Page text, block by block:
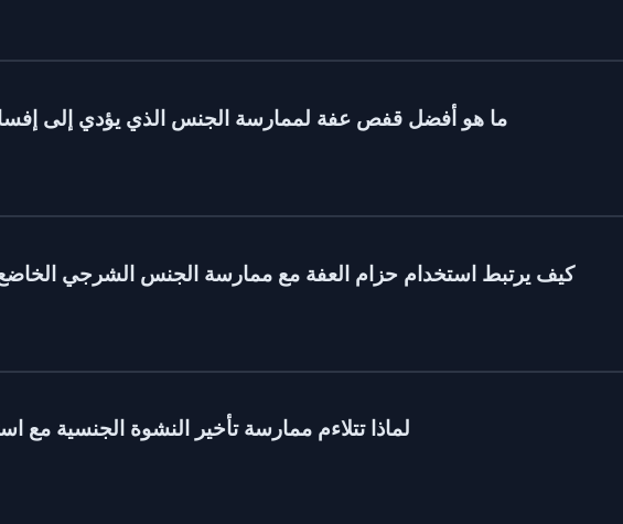
ما هو أفضل قفص عفة لممارسة الجنس الذي يؤدي إلى
كيف يرتبط استخدام حزام العفة مع ممارسة الجنس الشرجي الخاضع
لماذا تتلاءم ممارسة تأخير النشوة الجنسية مع